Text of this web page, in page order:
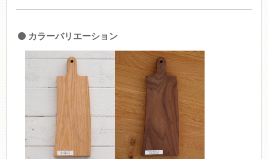
カラーバリエーション